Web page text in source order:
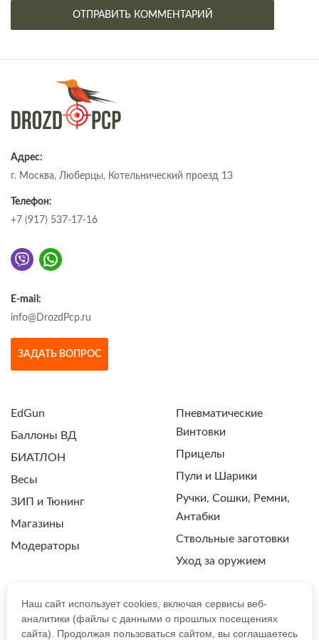
Адрес:
г. Москва, Люберцы, Котельнический проезд 13
Телефон:
+7 (917) 537-17-16
E-mail:
info@DrozdPcp.ru
ЗАДАТЬ ВОПРОС
EdGun
Баллоны ВД
БИАТЛОН
Весы
ЗИП и Тюнинг
Магазины
Модераторы
Пневматические
Винтовки
Прицелы
Пули и Шарики
Ручки, Сошки, Ремни,
Антабки
Ствольные заготовки
Уход за оружием
ПОЛИТИКА КОНФИДЕНЦИАЛЬНОСТИ
Наш сайт использует cookies, включая сервисы веб-
аналитики (файлы с данными о прошлых посещениях
сайта). Продолжая пользоваться сайтом, вы соглашаетесь